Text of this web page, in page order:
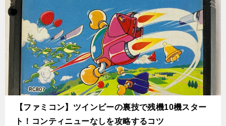
【ファミコン】ツインビーの裏技で残機10機スター
ト！コンティニューなしを攻略するコツ